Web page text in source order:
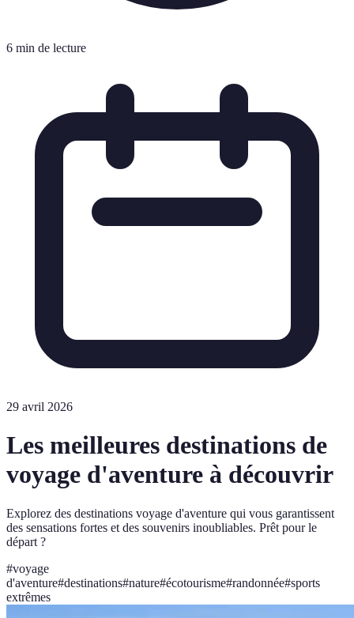
6 min de lecture
29 avril 2026
Les meilleures destinations de
voyage d'aventure à découvrir
Explorez des destinations voyage d'aventure qui vous garantissent
des sensations fortes et des souvenirs inoubliables. Prêt pour le
départ ?
#voyage
d'aventure#destinations#nature#écotourisme#randonnée#sports
extrêmes